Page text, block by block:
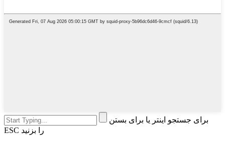
برای جستجو اینتر یا برای بستن
ESC را بزنید